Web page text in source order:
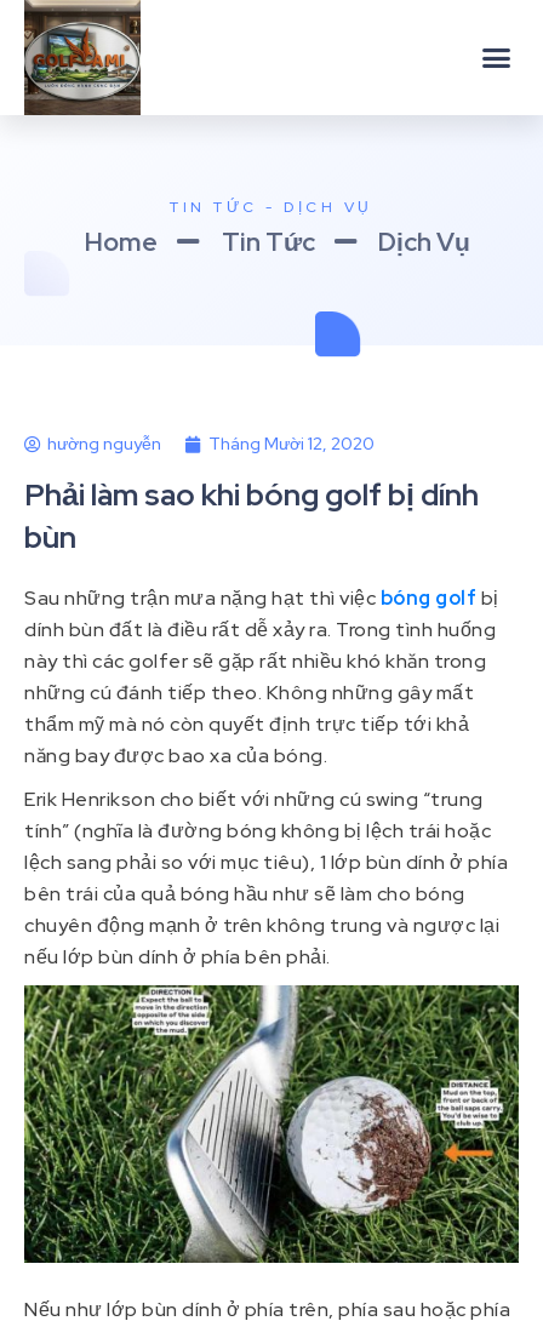
TIN TỨC - DỊCH VỤ
Home Tin Tức Dịch Vụ
hường nguyễn Tháng Mười 12, 2020
Phải làm sao khi bóng golf bị dính
bùn
Sau những trận mưa nặng hạt thì việc bóng golf bị
dính bùn đất là điều rất dễ xảy ra. Trong tình huống
này thì các golfer sẽ gặp rất nhiều khó khăn trong
những cú đánh tiếp theo. Không những gây mất
thẩm mỹ mà nó còn quyết định trực tiếp tới khả
năng bay được bao xa của bóng.
Erik Henrikson cho biết với những cú swing “trung
tính” (nghĩa là đường bóng không bị lệch trái hoặc
lệch sang phải so với mục tiêu), 1 lớp bùn dính ở phía
bên trái của quả bóng hầu như sẽ làm cho bóng
chuyên động mạnh ở trên không trung và ngược lại
nếu lớp bùn dính ở phía bên phải.
Nếu như lớp bùn dính ở phía trên, phía sau hoặc phía